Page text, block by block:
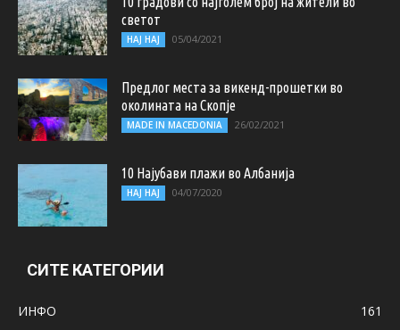
светот
НАЈ НАЈ 05/04/2021
Предлог места за викенд-прошетки во
околината на Скопје
MADE IN MACEDONIA 26/02/2021
10 Најубави плажи во Албанија
НАЈ НАЈ 04/07/2020
СИТЕ КАТЕГОРИИ
ИНФО
161